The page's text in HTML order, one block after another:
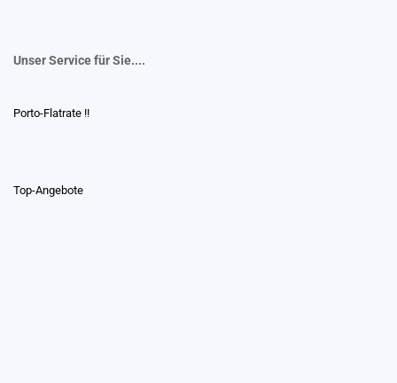
Unser Service für Sie....
Porto-Flatrate !!
Top-Angebote